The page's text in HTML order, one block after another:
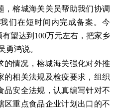
，榕城海关关员帮助我们协调
们在短时间内完成备案。今
望达到100万元左右，把家乡
勇鸿说。
的情况，榕城海关强化对外推
的相关法规及检疫要求，组织
品安全法规，认真编写针对不
区重点食品企业计划出口的不